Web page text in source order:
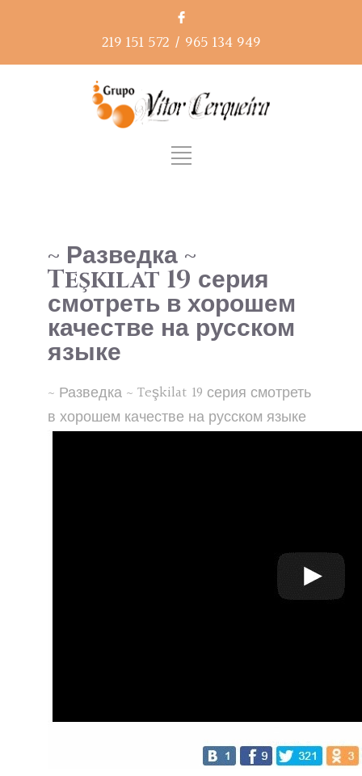
219 151 572 / 965 134 949
~ Разведка ~
Teşkilat 19 серия
смотреть в хорошем
качестве на русском
языке
~ Разведка ~ Teşkilat 19 серия смотреть
в хорошем качестве на русском языке